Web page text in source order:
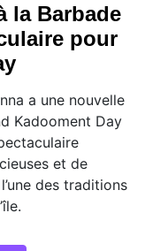
la Barbade
pour
a une nouvelle
Kadooment Day
et de
des traditions